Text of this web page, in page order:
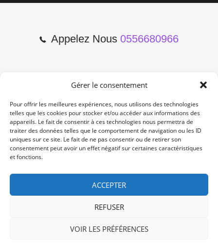
Gérer le consentement
Pour offrir les meilleures expériences, nous utilisons des technologies
telles que les cookies pour stocker et/ou accéder aux informations des
appareils. Le fait de consentir à ces technologies nous permettra de
traiter des données telles que le comportement de navigation ou les ID
uniques sur ce site. Le fait de ne pas consentir ou de retirer son
consentement peut avoir un effet négatif sur certaines caractéristiques
et fonctions.
ACCEPTER
REFUSER
VOIR LES PRÉFÉRENCES
Appelez Nous 0556680966
2 Cours de l'Yser 33800
Bordeaux
Lun-Samedi: 10:00 -19:00
Non Stop
/ /